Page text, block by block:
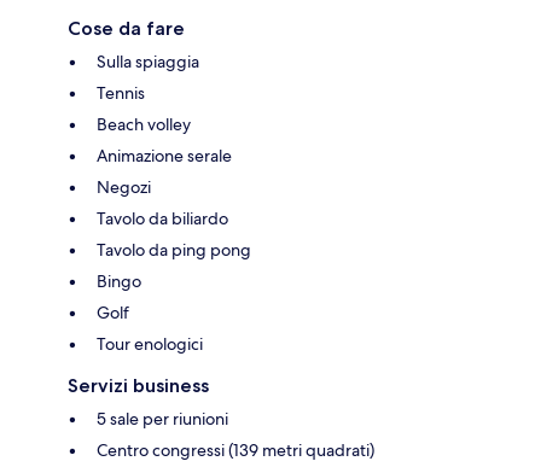
Cose da fare
Sulla spiaggia
Tennis
Beach volley
Animazione serale
Negozi
Tavolo da biliardo
Tavolo da ping pong
Bingo
Golf
Tour enologici
Servizi business
5 sale per riunioni
Centro congressi (139 metri quadrati)